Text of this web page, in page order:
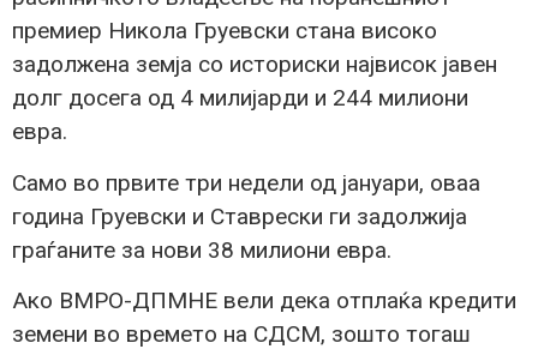
премиер Никола Груевски стана високо
задолжена земја со историски највисок јавен
долг досега од 4 милијарди и 244 милиони
евра.
Само во првите три недели од јануари, оваа
година Груевски и Ставрески ги задолжија
граѓаните за нови 38 милиони евра.
Ако ВМРО-ДПМНЕ вели дека отплаќа кредити
земени во времето на СДСМ, зошто тогаш